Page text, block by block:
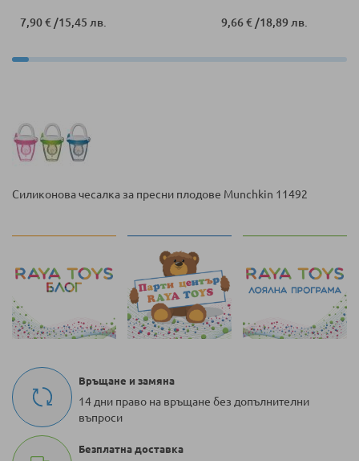
7,90 €/15,45 лв. 9,66 €/18,89 лв.
Силиконова чесалка за пресни плодове Munchkin 11492
Връщане и замяна
14 дни право на връщане без допълнителни
въпроси
Безплатна доставка